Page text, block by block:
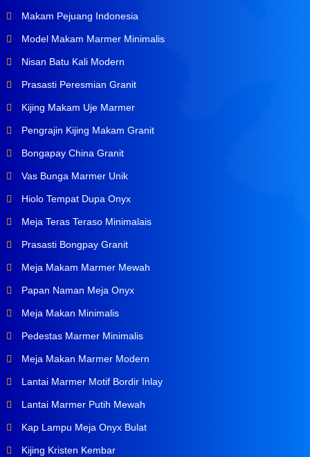
Makam Pejuang Indonesia
Model Makam Marmer Minimalis
Nisan Batu Kali Modern
Prasasti Peresmian Granit
Kijing Makam Uje Marmer
Pengrajin Kijing Makam Granit
Bongapay China Granit
Vas Bunga Marmer Unik
Hiolo Tempat Dupa Onyx
Meja Teras Teraso Minimalais
Prasasti Bongpay Granit
Meja Makam Marmer Mewah
Papan Naman Meja Onyx
Meja Makan Minimalis
Pedestas Marmer Minimalis
Meja Makan Marmer Modern
Lantai Marmer Motif Bordir Inlay
Lantai Marmer Putih Mewah
Kap Lampu Meja Onyx Bulat
Kijing Kristen Kembar